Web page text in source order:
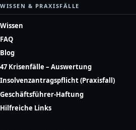
WISSEN & PRAXISFÄLLE
Wissen
FAQ
Blog
47 Krisenfälle – Auswertung
Insolvenzantragspflicht (Praxisfall)
Geschäftsführer-Haftung
Hilfreiche Links